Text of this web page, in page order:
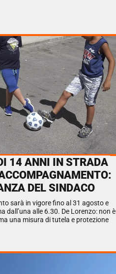
14 ANNI IN STRADA
DEL SINDACO
sarà in vigore fino al 31 agosto e
dall’una alle 6.30. De Lorenzo: non è
una misura di tutela e protezione